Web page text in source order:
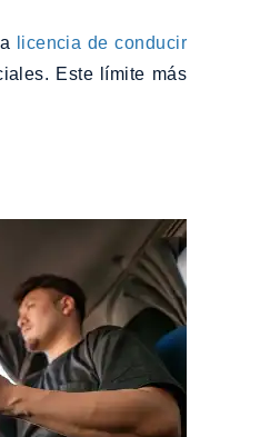
licencia de conducir
Este límite más